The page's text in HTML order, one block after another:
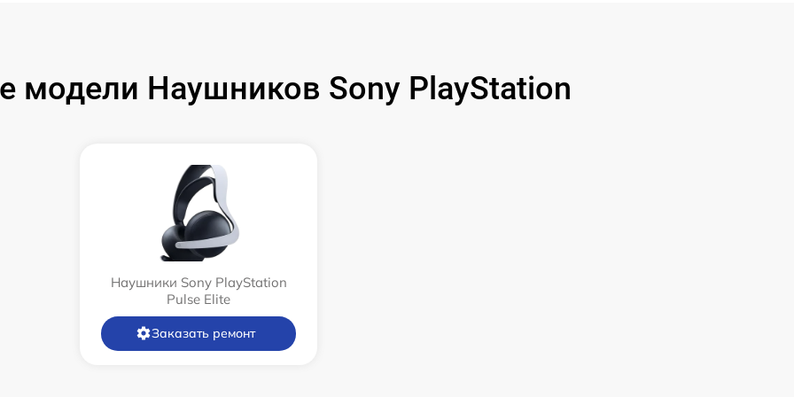
модели Наушников Sony PlayStation
Наушники Sony PlayStation
Pulse Elite
Заказать ремонт